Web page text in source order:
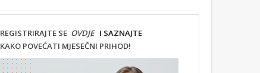
REGISTRIRAJTE SE OVDJEI SAZNAJTE
KAKO POVEĆATI MJESEČNI PRIHOD!